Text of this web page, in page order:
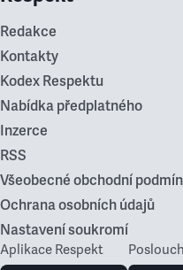
Redakce
Kontakty
Kodex Respektu
Nabídka předplatného
Inzerce
RSS
Všeobecné obchodní
Ochrana osobních údajů
Nastavení soukromí
Aplikace Respekt